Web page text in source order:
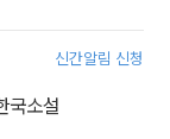
신간알림 신청
국소설